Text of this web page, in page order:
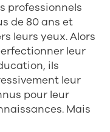
professionnels
de 80 ans et
leurs yeux. Alors
leur
ils
leur
pour leur
Mais